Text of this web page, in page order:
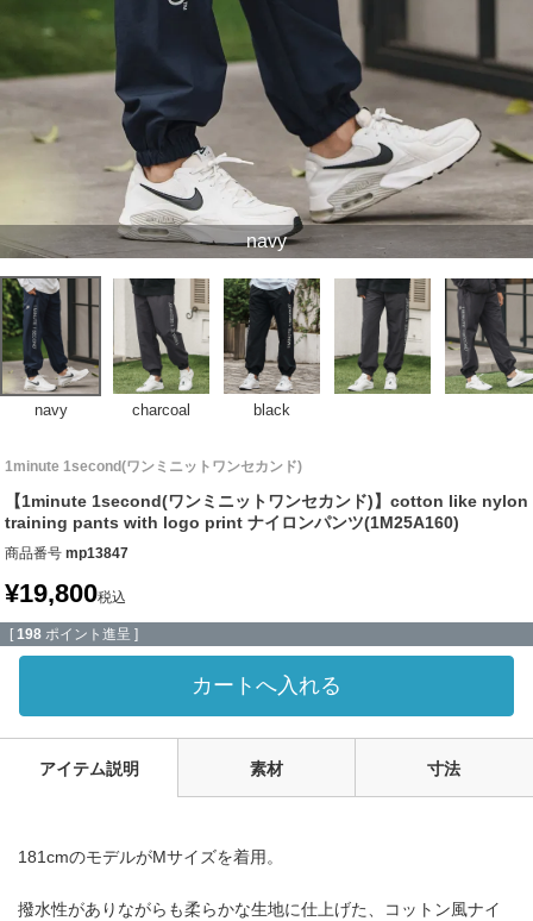
navy
navy charcoal black
1minute 1second(ワンミニットワンセカンド)
【1minute 1second(ワンミニットワンセカンド)】cotton like nylon
training pants with logo print ナイロンパンツ(1M25A160)
商品番号 mp13847
¥19,800税込
[ 198 ポイント進呈 ]
カートへ入れる
アイテム説明 素材 寸法
181cmのモデルがMサイズを着用。
撥水性がありながらも柔らかな生地に仕上げた、コットン風ナイ